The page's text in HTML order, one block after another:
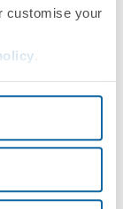
customise your